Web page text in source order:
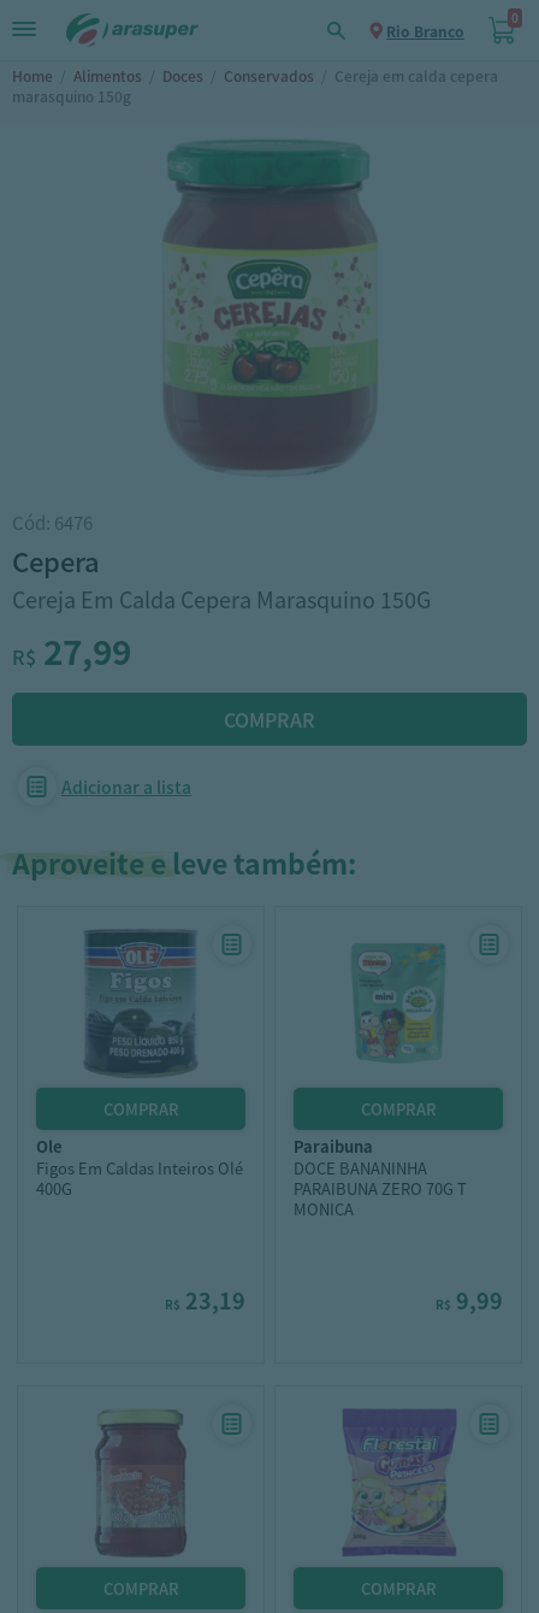
Rio Branco
0
Home / Alimentos / Doces / Conservados / Cereja em calda cepera
marasquino 150g
Cód: 6476
cepera
Cereja Em Calda Cepera Marasquino 150G
R$ 27,99
Adicionar a lista
Aproveite e leve também:
ole
Figos Em Caldas Inteiros Olé
400G
R$ 23,19
paraibuna
DOCE BANANINHA
PARAIBUNA ZERO 70G T
MONICA
R$ 9,99